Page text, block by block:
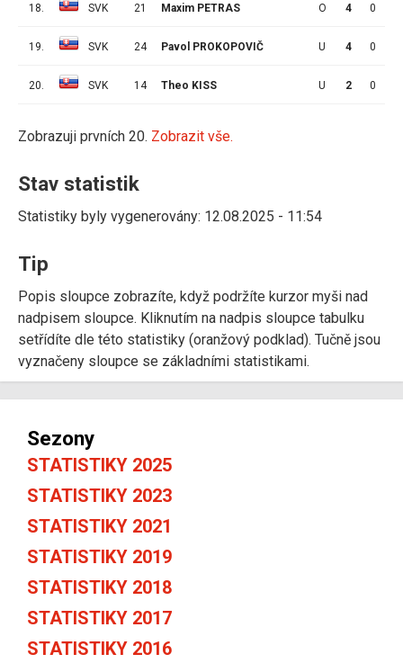
18. SVK 21 Maxim PETRAS O 4 0
19. SVK 24 Pavol PROKOPOVIČ U 4 0
20. SVK 14 Theo KISS U 2 0
Zobrazuji prvních 20. Zobrazit vše.
Stav statistik
Statistiky byly vygenerovány: 12.08.2025 - 11:54
Tip
Popis sloupce zobrazíte, když podržíte kurzor myši nad
nadpisem sloupce. Kliknutím na nadpis sloupce tabulku
setřídíte dle této statistiky (oranžový podklad). Tučně jsou
vyznačeny sloupce se základními statistikami.
Sezony
STATISTIKY 2025
STATISTIKY 2023
STATISTIKY 2021
STATISTIKY 2019
STATISTIKY 2018
STATISTIKY 2017
STATISTIKY 2016